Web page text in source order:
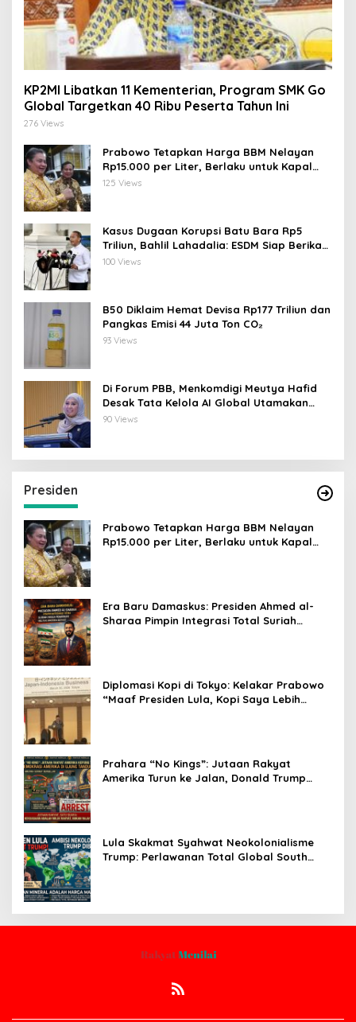
KP2MI Libatkan 11 Kementerian, Program SMK Go
Global Targetkan 40 Ribu Peserta Tahun Ini
276 Views
Prabowo Tetapkan Harga BBM Nelayan
Rp15.000 per Liter, Berlaku untuk Kapal
30-200 GT
125 Views
Kasus Dugaan Korupsi Batu Bara Rp5
Triliun, Bahlil Lahadalia: ESDM Siap Berikan
Data
100 Views
B50 Diklaim Hemat Devisa Rp177 Triliun dan
Pangkas Emisi 44 Juta Ton CO₂
93 Views
Di Forum PBB, Menkomdigi Meutya Hafid
Desak Tata Kelola AI Global Utamakan
Perlindungan Anak
90 Views
Presiden
Prabowo Tetapkan Harga BBM Nelayan
Rp15.000 per Liter, Berlaku untuk Kapal
Era Baru Damaskus: Presiden Ahmed al-
Sharaa Pimpin Integrasi Total Suriah
Diplomasi Kopi di Tokyo: Kelakar Prabowo
“Maaf Presiden Lula, Kopi Saya Lebih
Prahara “No Kings”: Jutaan Rakyat
Amerika Turun ke Jalan, Donald Trump
Lula Skakmat Syahwat Neokolonialisme
Trump: Perlawanan Total Global South